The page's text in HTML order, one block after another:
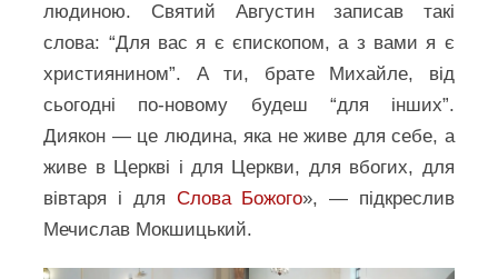
людиною. Святий Августин записав такі
слова: “Для вас я є єпископом, а з вами я є
християнином”. А ти, брате Михайле, від
сьогодні по-новому будеш “для інших”.
Диякон — це людина, яка не живе для себе, а
живе в Церкві і для Церкви, для вбогих, для
вівтаря і для Слова Божого», — підкреслив
Мечислав Мокшицький.